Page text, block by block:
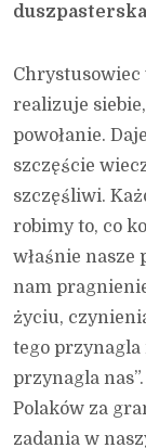
realizuje
powołanie.
szczęście
szczęśliwi.
robimy to, co
właśnie nasze
nam
życiu,
tego przynagla
przynagla
Polaków za
zadania w